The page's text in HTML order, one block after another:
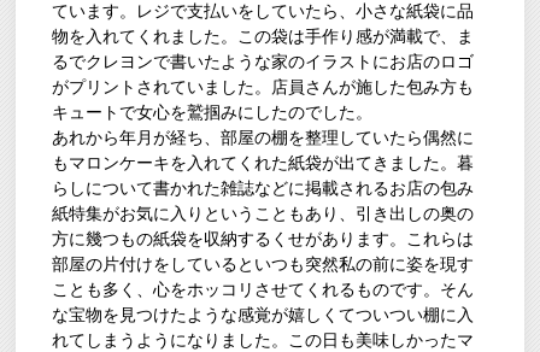
ています。レジで支払いをしていたら、小さな紙袋に品
物を入れてくれました。この袋は手作り感が満載で、ま
るでクレヨンで書いたような家のイラストにお店のロゴ
がプリントされていました。店員さんが施した包み方も
キュートで女心を鷲掴みにしたのでした。
あれから年月が経ち、部屋の棚を整理していたら偶然に
もマロンケーキを入れてくれた紙袋が出てきました。暮
らしについて書かれた雑誌などに掲載されるお店の包み
紙特集がお気に入りということもあり、引き出しの奥の
方に幾つもの紙袋を収納するくせがあります。これらは
部屋の片付けをしているといつも突然私の前に姿を現す
ことも多く、心をホッコリさせてくれるものです。そん
な宝物を見つけたような感覚が嬉しくてついつい棚に入
れてしまうようになりました。この日も美味しかったマ